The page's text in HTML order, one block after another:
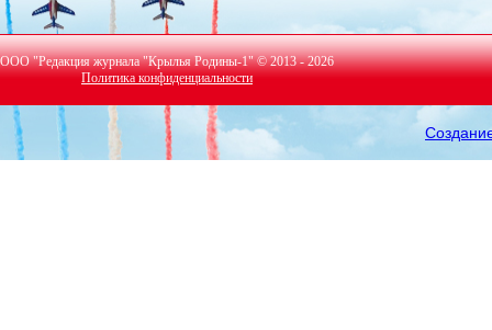
ООО "Редакция журнала "Крылья Родины-1" © 2013 - 2026
Политика конфиденциальности